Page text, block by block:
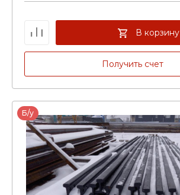
Получить счет
В корзину
Б/у